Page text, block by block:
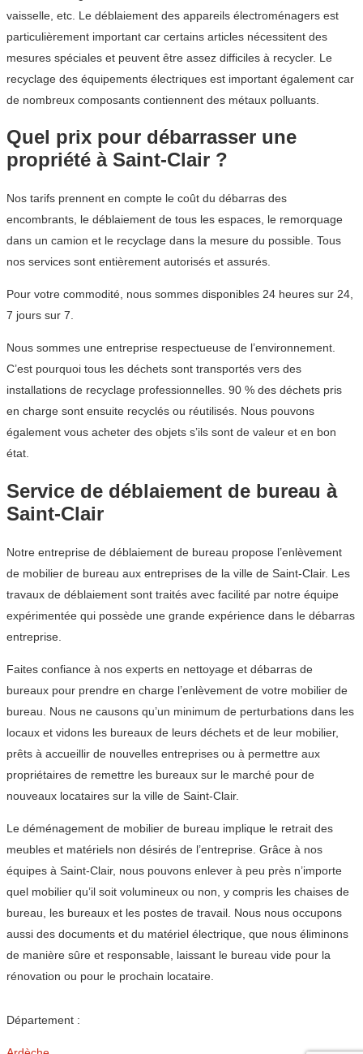
vaisselle, etc. Le déblaiement des appareils électroménagers est
particulièrement important car certains articles nécessitent des
mesures spéciales et peuvent être assez difficiles à recycler. Le
recyclage des équipements électriques est important également car
de nombreux composants contiennent des métaux polluants.
Quel prix pour débarrasser une
propriété à Saint-Clair ?
Nos tarifs prennent en compte le coût du débarras des
encombrants, le déblaiement de tous les espaces, le remorquage
dans un camion et le recyclage dans la mesure du possible. Tous
nos services sont entièrement autorisés et assurés.
Pour votre commodité, nous sommes disponibles 24 heures sur 24,
7 jours sur 7.
Nous sommes une entreprise respectueuse de l’environnement.
C’est pourquoi tous les déchets sont transportés vers des
installations de recyclage professionnelles. 90 % des déchets pris
en charge sont ensuite recyclés ou réutilisés. Nous pouvons
également vous acheter des objets s’ils sont de valeur et en bon
état.
Service de déblaiement de bureau à
Saint-Clair
Notre entreprise de déblaiement de bureau propose l’enlèvement
de mobilier de bureau aux entreprises de la ville de Saint-Clair. Les
travaux de déblaiement sont traités avec facilité par notre équipe
expérimentée qui possède une grande expérience dans le débarras
entreprise.
Faites confiance à nos experts en nettoyage et débarras de
bureaux pour prendre en charge l’enlèvement de votre mobilier de
bureau. Nous ne causons qu’un minimum de perturbations dans les
locaux et vidons les bureaux de leurs déchets et de leur mobilier,
prêts à accueillir de nouvelles entreprises ou à permettre aux
propriétaires de remettre les bureaux sur le marché pour de
nouveaux locataires sur la ville de Saint-Clair.
Le déménagement de mobilier de bureau implique le retrait des
meubles et matériels non désirés de l’entreprise. Grâce à nos
équipes à Saint-Clair, nous pouvons enlever à peu près n’importe
quel mobilier qu’il soit volumineux ou non, y compris les chaises de
bureau, les bureaux et les postes de travail. Nous nous occupons
aussi des documents et du matériel électrique, que nous éliminons
de manière sûre et responsable, laissant le bureau vide pour la
rénovation ou pour le prochain locataire.
Département :